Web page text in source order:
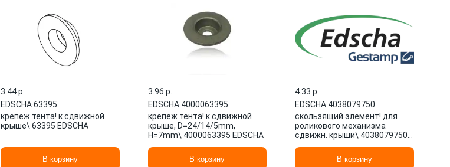
3.44 p.
EDSCHA·63395
крепеж тента! к сдвижной
крыше\ 63395 EDSCHA
В корзину
3.96 p.
EDSCHA·4000063395
крепеж тента! к сдвижной
крыше, D=24/14/5mm,
H=7mm\ 4000063395 EDSCHA
В корзину
4.33 p.
EDSCHA·4038079750
скользящий элемент! для
роликового механизма
сдвижн. крыши\ 4038079750
В корзину